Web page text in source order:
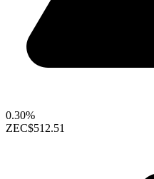
0.30%
ZEC$512.51